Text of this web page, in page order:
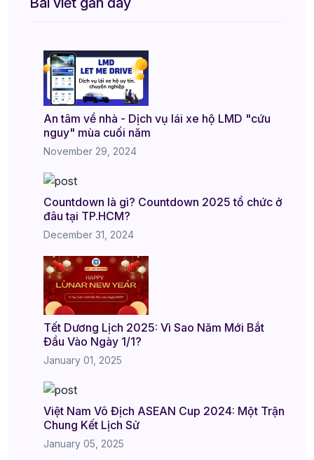
An tâm về nhà - Dịch vụ lái xe hộ LMD "cứu
nguy" mùa cuối năm
November 29, 2024
Countdown là gì? Countdown 2025 tổ chức ở
đâu tại TP.HCM?
December 31, 2024
Tết Dương Lịch 2025: Vì Sao Năm Mới Bắt
Đầu Vào Ngày 1/1?
January 01, 2025
Việt Nam Vô Địch ASEAN Cup 2024: Một Trận
Chung Kết Lịch Sử
January 05, 2025